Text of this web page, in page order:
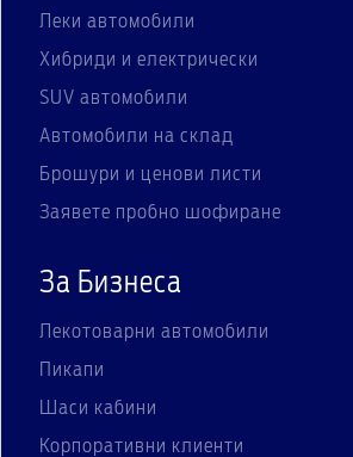
Леки автомобили
Хибриди и електрически
SUV автомобили
Автомобили на склад
Брошури и ценови листи
Заявете пробно шофиране
За Бизнеса
Лекотоварни автомобили
Пикапи
Шаси кабини
Корпоративни клиенти